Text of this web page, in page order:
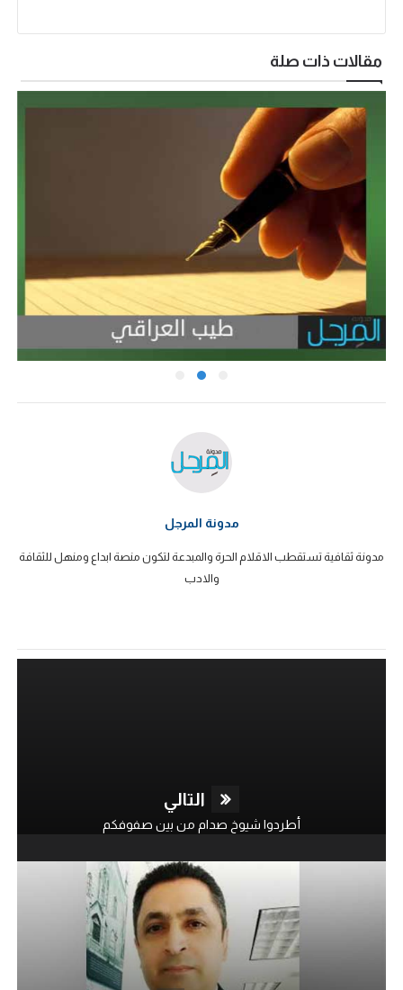
مقالات ذات صلة
مدونة المرجل
مدونة ثقافية تستقطب الاقلام الحرة والمبدعة لتكون منصة ابداع ومنهل للثقافة
والادب
التالي
أطردوا شيوخ صدام من بين صفوفكم